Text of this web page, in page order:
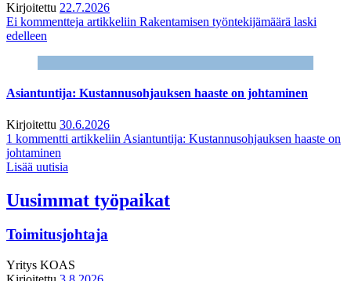
Kirjoitettu 22.7.2026
Ei kommentteja artikkeliin Rakentamisen työntekijämäärä laski
edelleen
Asiantuntija: Kustannusohjauksen haaste on johtaminen
Kirjoitettu 30.6.2026
1 kommentti artikkeliin Asiantuntija: Kustannusohjauksen haaste on
johtaminen
Lisää uutisia
Uusimmat työpaikat
Toimitusjohtaja
Yritys KOAS